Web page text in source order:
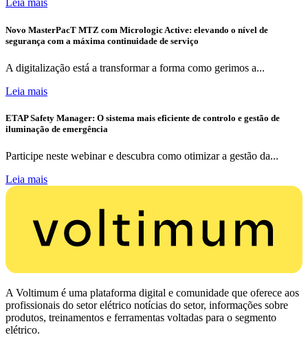
Leia mais
Novo MasterPacT MTZ com Micrologic Active: elevando o nível de
segurança com a máxima continuidade de serviço
A digitalização está a transformar a forma como gerimos a...
Leia mais
ETAP Safety Manager: O sistema mais eficiente de controlo e gestão de
iluminação de emergência
Participe neste webinar e descubra como otimizar a gestão da...
Leia mais
A Voltimum é uma plataforma digital e comunidade que oferece aos
profissionais do setor elétrico notícias do setor, informações sobre
produtos, treinamentos e ferramentas voltadas para o segmento
elétrico.